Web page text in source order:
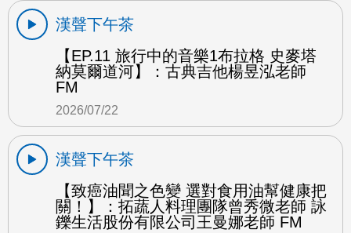
漢聲下午茶
【EP.11 旅行中的音樂1布拉格 史麥塔
納莫爾道河】：古典吉他楊昱泓老師
FM
2026/07/22
漢聲下午茶
【致癌油聞之色變 選對食用油幫健康把
關！】：拓蔬人料理團隊曾秀微老師 詠
鑠生活股份有限公司王曼娜老師 FM